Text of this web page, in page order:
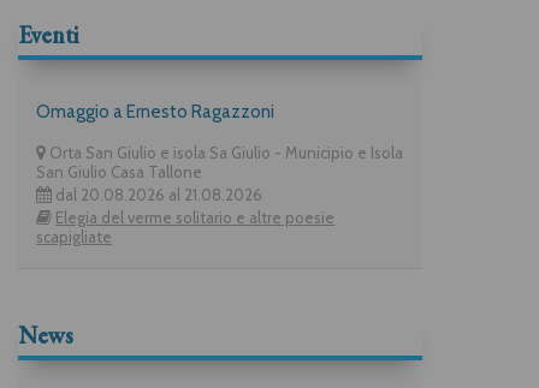
Eventi
Omaggio a Ernesto Ragazzoni
Orta San Giulio e isola Sa Giulio - Municipio e Isola
San Giulio Casa Tallone
dal 20.08.2026 al 21.08.2026
Elegia del verme solitario e altre poesie
scapigliate
News